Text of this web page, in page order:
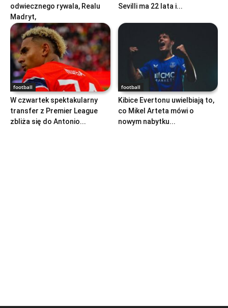
odwiecznego rywala, Realu
Madryt,
Sevilli ma 22 lata i...
football
W czwartek spektakularny
transfer z Premier League
zbliża się do Antonio...
football
Kibice Evertonu uwielbiają to,
co Mikel Arteta mówi o
nowym nabytku...